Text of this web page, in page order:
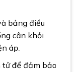
bảng điều
cân khỏi
áp.
để đảm bảo